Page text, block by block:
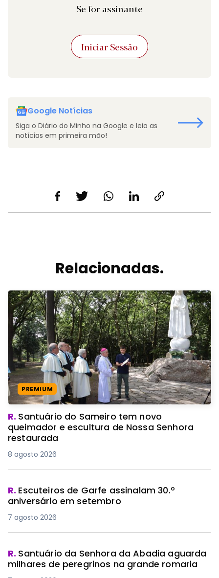
Se for assinante
Iniciar Sessão
Google Notícias
Siga o Diário do Minho na Google e leia as
notícias em primeira mão!
Relacionadas.
PREMIUM
R. Santuário do Sameiro tem novo
queimador e escultura de Nossa Senhora
restaurada
8 agosto 2026
R. Escuteiros de Garfe assinalam 30.º
aniversário em setembro
7 agosto 2026
R. Santuário da Senhora da Abadia aguarda
milhares de peregrinos na grande romaria